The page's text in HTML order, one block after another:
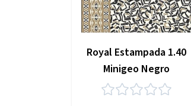
Royal Estampada 1.40
Minigeo Negro